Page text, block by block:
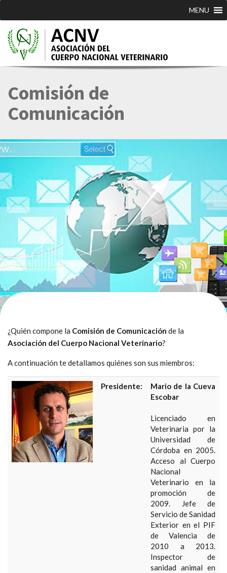
MENU
Comisión de
Comunicación
¿Quién compone la Comisión de Comunicación de la
Asociación del Cuerpo Nacional Veterinario?
A continuación te detallamos quiénes son sus miembros:
Presidente:
Mario de la Cueva
Escobar
Licenciado en
Veterinaria por la
Universidad de
Córdoba en 2005.
Acceso al Cuerpo
Nacional
Veterinario en la
promoción de
2009. Jefe de
Servicio de Sanidad
Exterior en el PIF
de Valencia de
2010 a 2013.
Inspector de
sanidad animal en